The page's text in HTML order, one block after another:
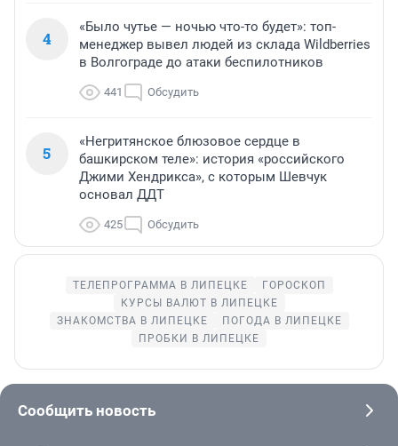
4
«Было чутье — ночью что-то будет»: топ-
менеджер вывел людей из склада Wildberries
в Волгограде до атаки беспилотников
441 Обсудить
5
«Негритянское блюзовое сердце в
башкирском теле»: история «российского
Джими Хендрикса», с которым Шевчук
основал ДДТ
425 Обсудить
ТЕЛЕПРОГРАММА В ЛИПЕЦКЕ
ГОРОСКОП
КУРСЫ ВАЛЮТ В ЛИПЕЦКЕ
ЗНАКОМСТВА В ЛИПЕЦКЕ
ПОГОДА В ЛИПЕЦКЕ
ПРОБКИ В ЛИПЕЦКЕ
Сообщить новость